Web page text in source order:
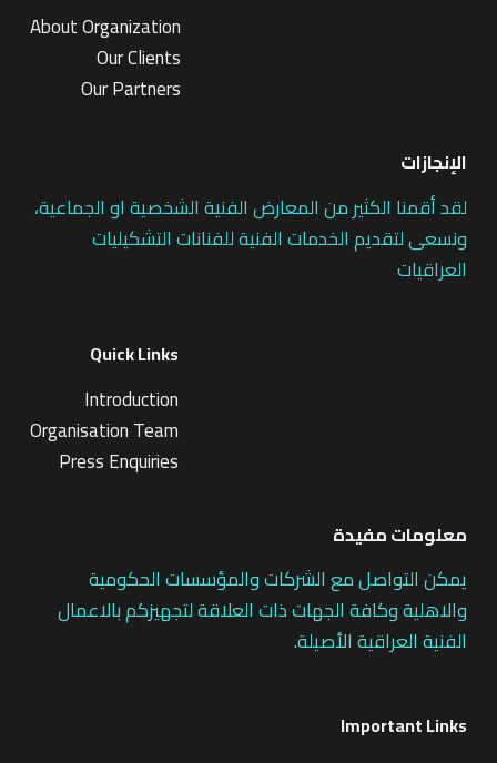
About Organization
Our Clients
Our Partners
الإنجازات
لقد أقمنا الكثير من المعارض الفنية الشخصية او الجماعية،
ونسعى لتقديم الخدمات الفنية للفنانات التشكيليات
العراقيات
Quick Links
Introduction
Organisation Team
Press Enquiries
معلومات مفيدة
يمكن التواصل مع الشركات والمؤسسات الحكومية
والاهلية وكافة الجهات ذات العلاقة لتجهيزكم بالاعمال
الفنية العراقية الأصيلة.
Important Links